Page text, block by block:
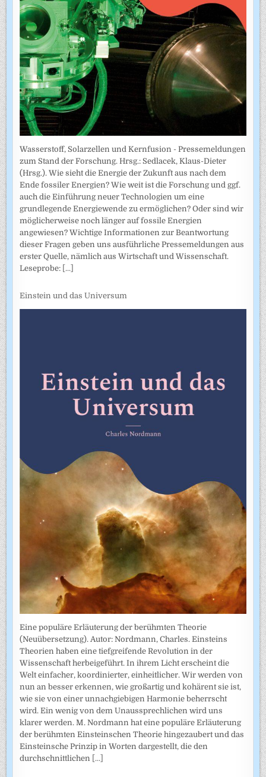
Wasserstoff, Solarzellen und Kernfusion - Pressemeldungen
zum Stand der Forschung. Hrsg.: Sedlacek, Klaus-Dieter
(Hrsg.). Wie sieht die Energie der Zukunft aus nach dem
Ende fossiler Energien? Wie weit ist die Forschung und ggf.
auch die Einführung neuer Technologien um eine
grundlegende Energiewende zu ermöglichen? Oder sind wir
möglicherweise noch länger auf fossile Energien
angewiesen? Wichtige Informationen zur Beantwortung
dieser Fragen geben uns ausführliche Pressemeldungen aus
erster Quelle, nämlich aus Wirtschaft und Wissenschaft.
Leseprobe: [...]
Einstein und das Universum
Eine populäre Erläuterung der berühmten Theorie
(Neuübersetzung). Autor: Nordmann, Charles. Einsteins
Theorien haben eine tiefgreifende Revolution in der
Wissenschaft herbeigeführt. In ihrem Licht erscheint die
Welt einfacher, koordinierter, einheitlicher. Wir werden von
nun an besser erkennen, wie großartig und kohärent sie ist,
wie sie von einer unnachgiebigen Harmonie beherrscht
wird. Ein wenig von dem Unaussprechlichen wird uns
klarer werden. M. Nordmann hat eine populäre Erläuterung
der berühmten Einsteinschen Theorie hingezaubert und das
Einsteinsche Prinzip in Worten dargestellt, die den
durchschnittlichen [...]